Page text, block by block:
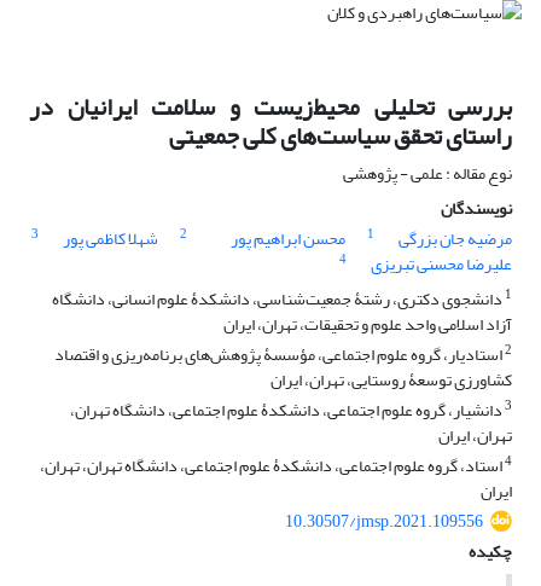
بررسی تحلیلی محیط‌زیست و سلامت ایرانیان در
راستای تحقق سیاست‌های کلی جمعیتی
نوع مقاله : علمی - پژوهشی
نویسندگان
مرضیه جان بزرگی
1 محسن ابراهیم پور 2 شهلا کاظمی پور 3
علیرضا محسنی تبریزی
4
1 دانشجوی دکتری، رشتۀ جمعیت‌شناسی، دانشکدۀ علوم انسانی، دانشگاه
آزاد اسلامی واحد علوم و تحقیقات، تهران، ایران
2استادیار، گروه علوم اجتماعی، مؤسسۀ پژوهش‌های برنامه‌ریزی و اقتصاد
کشاورزی توسعۀ روستایی، تهران، ایران
3دانشیار، گروه علوم اجتماعی، دانشکدۀ علوم اجتماعی، دانشگاه تهران،
تهران، ایران
4استاد، گروه علوم اجتماعی، دانشکدۀ علوم اجتماعی، دانشگاه تهران، تهران،
ایران
10.30507/jmsp.2021.109556
چکیده